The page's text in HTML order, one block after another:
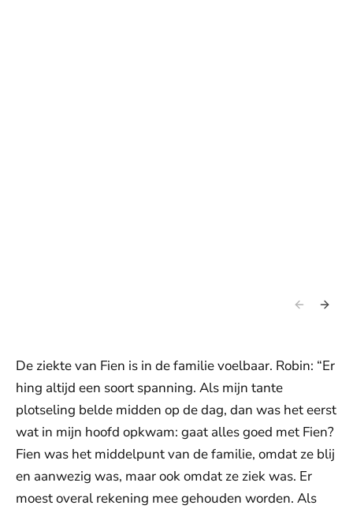
De ziekte van Fien is in de familie voelbaar. Robin: “Er
hing altijd een soort spanning. Als mijn tante
plotseling belde midden op de dag, dan was het eerst
wat in mijn hoofd opkwam: gaat alles goed met Fien?
Fien was het middelpunt van de familie, omdat ze blij
en aanwezig was, maar ook omdat ze ziek was. Er
moest overal rekening mee gehouden worden. Als